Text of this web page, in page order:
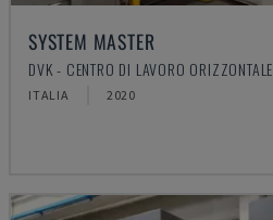
SYSTEM MASTER
DVK - CENTRO DI LAVORO ORIZZONTALE
ITALIA 2020